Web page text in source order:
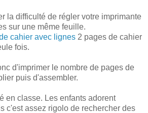
la difficulté de régler votre imprimante
sur une même feuille.
cahier avec lignes 2 pages de cahier
fois.
d'imprimer le nombre de pages de
puis d'assembler.
en classe. Les enfants adorent
c'est assez rigolo de rechercher des